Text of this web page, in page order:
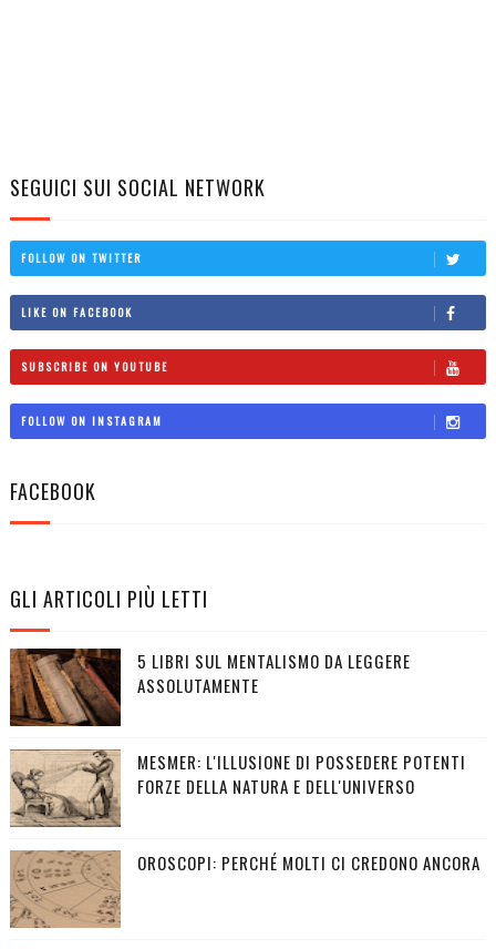
SEGUICI SUI SOCIAL NETWORK
FOLLOW ON TWITTER
LIKE ON FACEBOOK
SUBSCRIBE ON YOUTUBE
FOLLOW ON INSTAGRAM
FACEBOOK
GLI ARTICOLI PIÙ LETTI
5 LIBRI SUL MENTALISMO DA LEGGERE
ASSOLUTAMENTE
MESMER: L'ILLUSIONE DI POSSEDERE POTENTI
FORZE DELLA NATURA E DELL'UNIVERSO
OROSCOPI: PERCHÉ MOLTI CI CREDONO ANCORA